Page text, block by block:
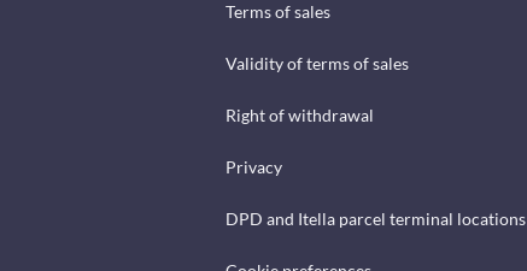
Terms of sales
Validity of terms of sales
Right of withdrawal
Privacy
DPD and Itella parcel terminal locations